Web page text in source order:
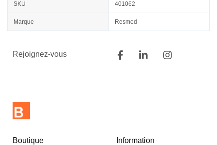
SKU 401062
Marque Resmed
Rejoignez-vous
Boutique Information